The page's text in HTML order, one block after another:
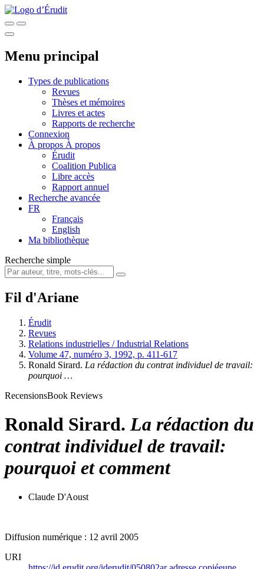
Menu principal
Types de publications
Revues
Thèses et mémoires
Livres et actes
Rapports de recherche
Connexion
À propos À propos
Érudit
Coalition Publica
Libre accès
Rapport annuel
Recherche avancée
FR
Français
English
Ma bibliothèque
Recherche simple
Fil d'Ariane
Érudit
Revues
Relations industrielles / Industrial Relations
Volume 47, numéro 3, 1992, p. 411-617
Ronald Sirard. La rédaction du contrat individuel de travail:
pourquoi …
RecensionsBook Reviews
Ronald Sirard. La rédaction du
contrat individuel de travail:
pourquoi et comment
Claude D'Aoust
Diffusion numérique : 12 avril 2005
URI